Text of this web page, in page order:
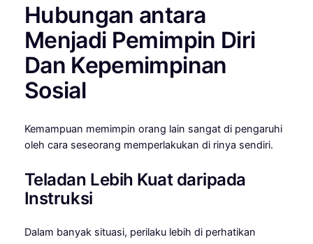
Hubungan antara
Menjadi Pemimpin Diri
Dan Kepemimpinan
Sosial
Kemampuan memimpin orang lain sangat di pengaruhi
oleh cara seseorang memperlakukan di rinya sendiri.
Teladan Lebih Kuat daripada
Instruksi
Dalam banyak situasi, perilaku lebih di perhatikan